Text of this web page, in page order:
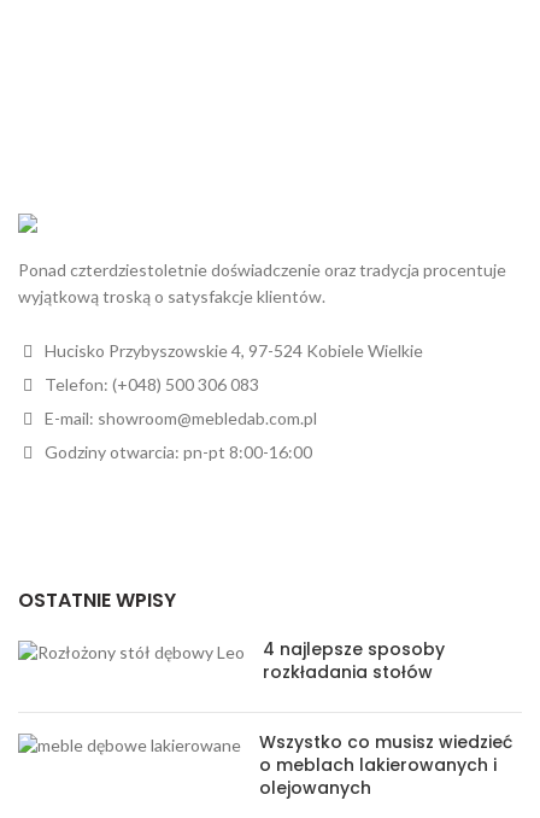
Ponad czterdziestoletnie doświadczenie oraz tradycja procentuje
wyjątkową troską o satysfakcje klientów.
Hucisko Przybyszowskie 4, 97-524 Kobiele Wielkie
Telefon: (+048) 500 306 083
E-mail: showroom@mebledab.com.pl
Godziny otwarcia: pn-pt 8:00-16:00
OSTATNIE WPISY
4 najlepsze sposoby
rozkładania stołów
Wszystko co musisz wiedzieć
o meblach lakierowanych i
olejowanych